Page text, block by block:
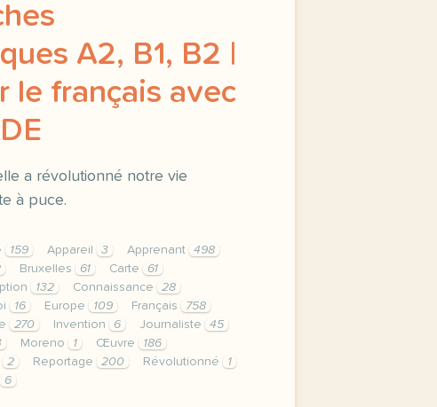
A2, B1, B2 |
le français avec
a révolutionné notre vie
à puce.
159 Appareil 3 Apprenant
498
Bruxelles 61 Carte
61
132 Connaissance
28
16 Europe 109 Français
758
270 Invention 6 Journaliste
45
Moreno 1 Œuvre
186
2 Reportage 200 Révolutionné
1
6